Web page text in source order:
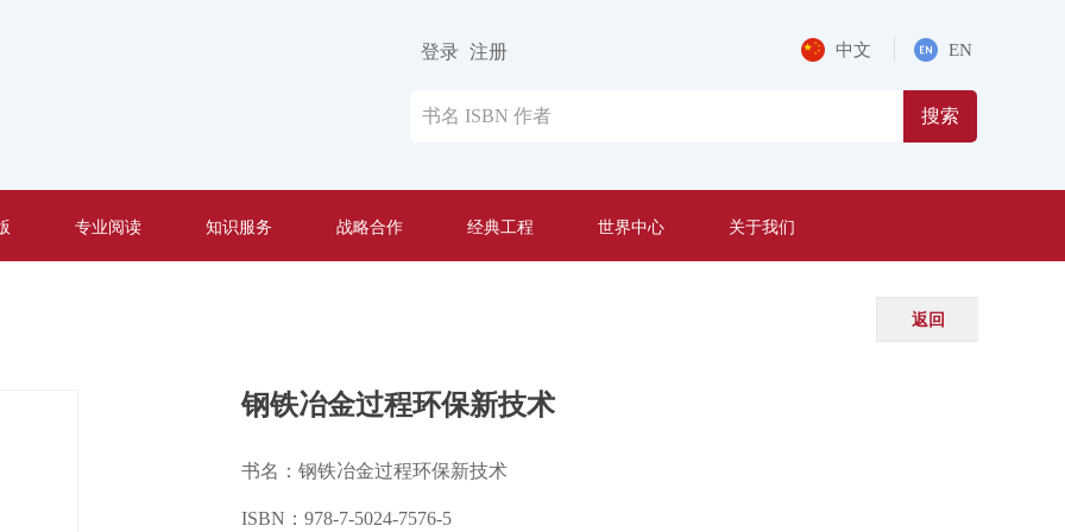
搜索
中文 EN
登录 注册
专业阅读 知识服务 战略合作 经典工程 世界中心 关于我们
钢铁冶金过程环保新技术
书名：钢铁冶金过程环保新技术
ISBN：978-7-5024-7576-5
返回